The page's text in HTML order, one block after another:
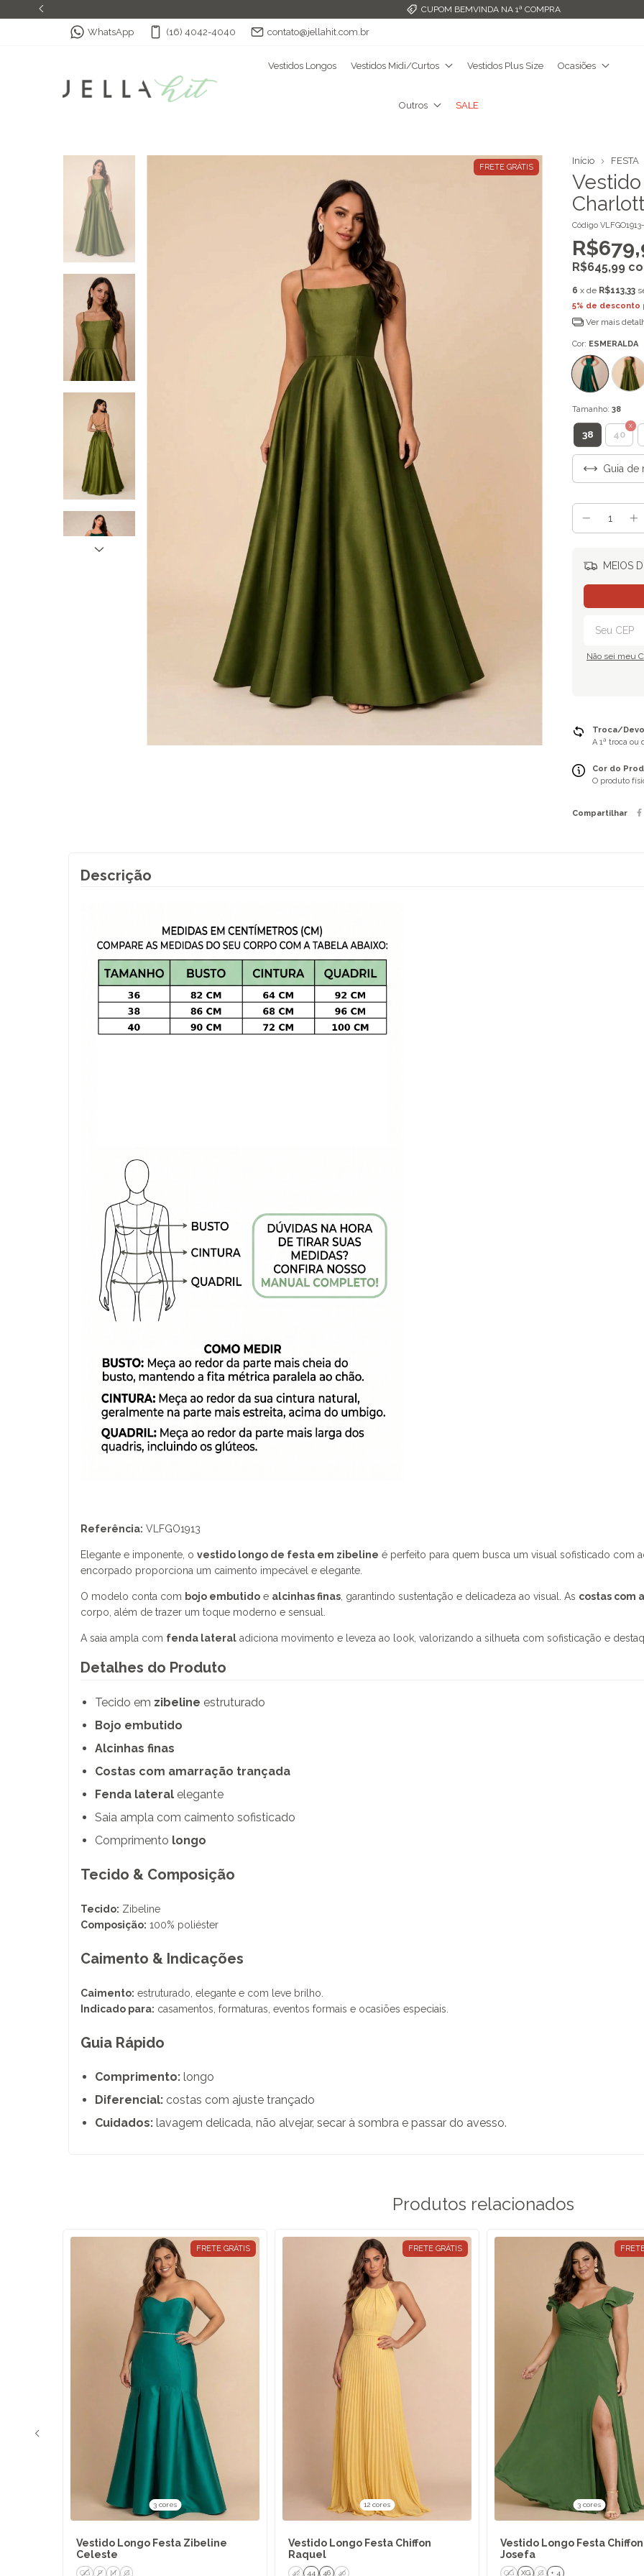
FRETE GRÁTIS ACIMA DE R$349,99
WhatsApp (16) 4042-4040 contato@jellahit.com.br
Vestidos Longos Vestidos Midi/Curtos Vestidos Plus Size Ocasiões
Outros SALE
FRETE GRÁTIS
Início FESTA
Código
R$645,99
6 x de R$113,33
5% de desconto
Ver mais
Cor: ESMERALDA
Tamanho: 38
38 40
Guia de
MEIOS
Não sei meu
Troca/
A 1ª troca ou
Cor do
O produto
Compartilhar
Descrição
Referência: VLFGO1913
Elegante e imponente, o vestido longo de festa em zibeline é perfeito para quem busca um visual sofisticado com
encorpado proporciona um caimento impecável e elegante.
O modelo conta com bojo embutido e alcinhas finas, garantindo sustentação e delicadeza ao visual. As costas com
corpo, além de trazer um toque moderno e sensual.
A saia ampla com fenda lateral adiciona movimento e leveza ao look, valorizando a silhueta com sofisticação e
Detalhes do Produto
Tecido em zibeline estruturado
Bojo embutido
Alcinhas finas
Costas com amarração trançada
Fenda lateral elegante
Saia ampla com caimento sofisticado
Comprimento longo
Tecido & Composição
Tecido: Zibeline
Composição: 100% poliéster
Caimento & Indicações
Caimento: estruturado, elegante e com leve brilho.
Indicado para: casamentos, formaturas, eventos formais e ocasiões especiais.
Guia Rápido
Comprimento: longo
Diferencial: costas com ajuste trançado
Cuidados: lavagem delicada, não alvejar, secar à sombra e passar do avesso.
Produtos relacionados
FRETE GRÁTIS
3 cores
Vestido Longo Festa Zibeline
Celeste
GG P M G
FRETE GRÁTIS
12 cores
Vestido Longo Festa Chiffon
Raquel
42 44 46 40
3 cores
Vestido Longo Festa Chiffon
Josefa
GG XG G + 4